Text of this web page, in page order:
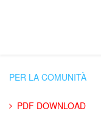
PER LA COMUNITÀ
PDF DOWNLOAD